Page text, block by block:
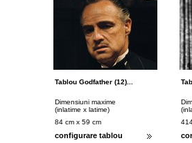
Tablou Godfather (12)...
Dimensiuni maxime
(inlatime x latime)
84 cm x 59 cm
configurare tablou